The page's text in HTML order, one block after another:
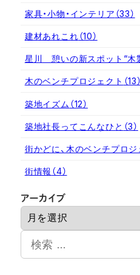
家具・小物・インテリア （33）
建材あれこれ（10）
星川 憩いの新スポット“木
木のベンチプロジェクト （13）
築地イズム （12）
築地社長ってこんなひと （3）
街かどに、木のベンチプロジ
街情報 （4）
アーカイブ
カ